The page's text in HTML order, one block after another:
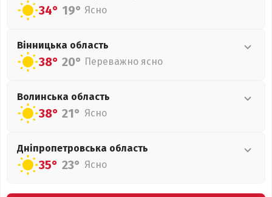
34° 19° Ясно
Вінницька область
38° 20° Переважно ясно
Волинська область
38° 21° Ясно
Дніпропетровська область
35° 23° Ясно